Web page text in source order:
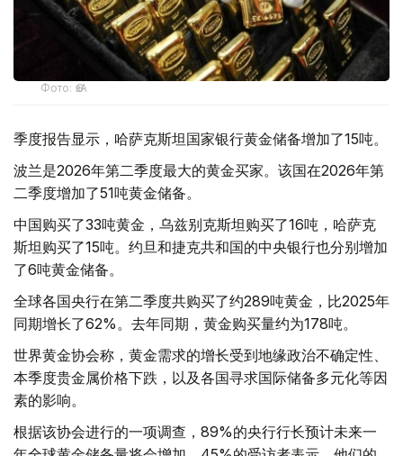
Фото: ӨзА
季度报告显示，哈萨克斯坦国家银行黄金储备增加了15吨。
波兰是2026年第二季度最大的黄金买家。该国在2026年第
二季度增加了51吨黄金储备。
中国购买了33吨黄金，乌兹别克斯坦购买了16吨，哈萨克
斯坦购买了15吨。约旦和捷克共和国的中央银行也分别增加
了6吨黄金储备。
全球各国央行在第二季度共购买了约289吨黄金，比2025年
同期增长了62%。去年同期，黄金购买量约为178吨。
世界黄金协会称，黄金需求的增长受到地缘政治不确定性、
本季度贵金属价格下跌，以及各国寻求国际储备多元化等因
素的影响。
根据该协会进行的一项调查，89%的央行行长预计未来一